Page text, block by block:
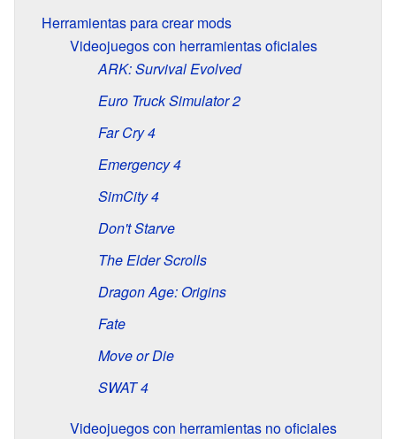
Herramientas para crear mods
Videojuegos con herramientas oficiales
ARK: Survival Evolved
Euro Truck Simulator 2
Far Cry 4
Emergency 4
SimCity 4
Don't Starve
The Elder Scrolls
Dragon Age: Origins
Fate
Move or Die
SWAT 4
Videojuegos con herramientas no oficiales